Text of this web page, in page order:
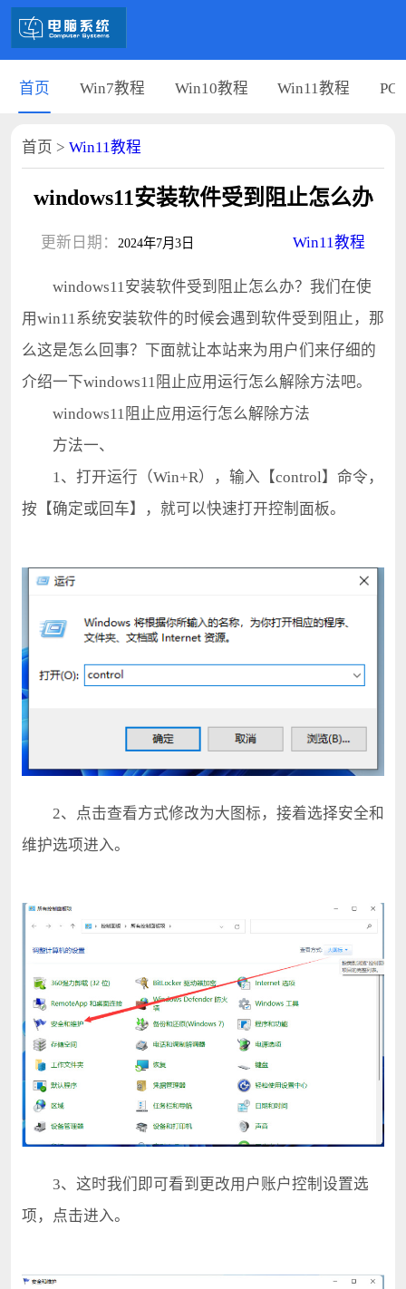
首页 Win7教程 Win10教程 Win11教程 PC
首页 > Win11教程
windows11安装软件受到阻止怎么办
更新日期： 2024年7月3日 Win11教程
windows11安装软件受到阻止怎么办？我们在使
用win11系统安装软件的时候会遇到软件受到阻止，那
么这是怎么回事？下面就让本站来为用户们来仔细的
介绍一下windows11阻止应用运行怎么解除方法吧。
windows11阻止应用运行怎么解除方法
方法一、
1、打开运行（Win+R），输入【control】命令，
按【确定或回车】，就可以快速打开控制面板。
2、点击查看方式修改为大图标，接着选择安全和
维护选项进入。
3、这时我们即可看到更改用户账户控制设置选
项，点击进入。